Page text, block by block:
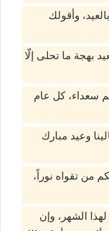
وأقولك
بهجة ما تحلى إلّا
سعداء، كل عام
وعيد مبارك
من تقواه نوراً،
الشهر، وإن